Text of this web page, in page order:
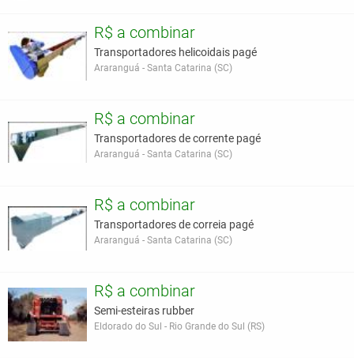
R$ a combinar
Transportadores helicoidais pagé
Araranguá - Santa Catarina (SC)
R$ a combinar
Transportadores de corrente pagé
Araranguá - Santa Catarina (SC)
R$ a combinar
Transportadores de correia pagé
Araranguá - Santa Catarina (SC)
R$ a combinar
Semi-esteiras rubber
Eldorado do Sul - Rio Grande do Sul (RS)